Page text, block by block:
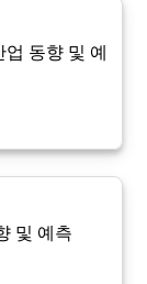
동향 및 예
및 예측